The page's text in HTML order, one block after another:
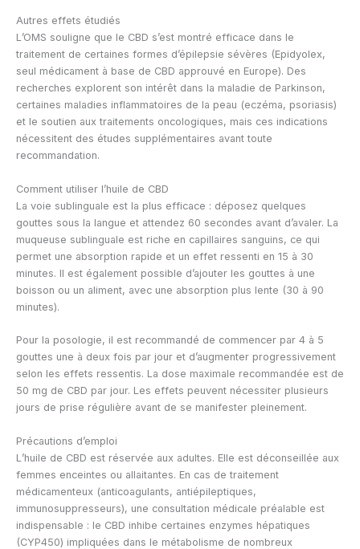
Autres effets étudiés
L’OMS souligne que le CBD s’est montré efficace dans le
traitement de certaines formes d’épilepsie sévères (Epidyolex,
seul médicament à base de CBD approuvé en Europe). Des
recherches explorent son intérêt dans la maladie de Parkinson,
certaines maladies inflammatoires de la peau (eczéma, psoriasis)
et le soutien aux traitements oncologiques, mais ces indications
nécessitent des études supplémentaires avant toute
recommandation.
Comment utiliser l’huile de CBD
La voie sublinguale est la plus efficace : déposez quelques
gouttes sous la langue et attendez 60 secondes avant d’avaler. La
muqueuse sublinguale est riche en capillaires sanguins, ce qui
permet une absorption rapide et un effet ressenti en 15 à 30
minutes. Il est également possible d’ajouter les gouttes à une
boisson ou un aliment, avec une absorption plus lente (30 à 90
minutes).
Pour la posologie, il est recommandé de commencer par 4 à 5
gouttes une à deux fois par jour et d’augmenter progressivement
selon les effets ressentis. La dose maximale recommandée est de
50 mg de CBD par jour. Les effets peuvent nécessiter plusieurs
jours de prise régulière avant de se manifester pleinement.
Précautions d’emploi
L’huile de CBD est réservée aux adultes. Elle est déconseillée aux
femmes enceintes ou allaitantes. En cas de traitement
médicamenteux (anticoagulants, antiépileptiques,
immunosuppresseurs), une consultation médicale préalable est
indispensable : le CBD inhibe certaines enzymes hépatiques
(CYP450) impliquées dans le métabolisme de nombreux